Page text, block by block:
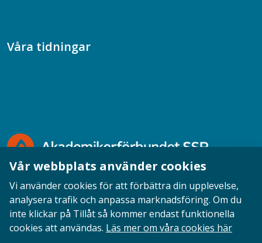
Våra tidningar
Opinion English Personuppgifter Cookies
Vår webbplats använder cookies
Vi använder cookies för att förbättra din upplevelse,
analysera trafik och anpassa marknadsföring. Om du
inte klickar på Tillåt så kommer endast funktionella
cookies att användas. Läs mer om våra cookies här